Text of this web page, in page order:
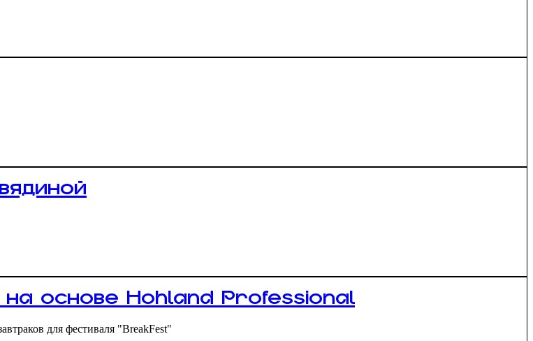
основе Hohland Professional
для фестиваля "BreakFеst"